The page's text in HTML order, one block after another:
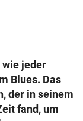
wie jeder
Blues. Das
der in seinem
fand, um